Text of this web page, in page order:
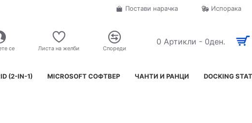
Постави нарачка Испорака
се Листа на желби Спореди
0 Артикли - 0ден.
(2-IN-1) MICROSOFT СОФТВЕР ЧАНТИ И РАНЦИ DOCKING